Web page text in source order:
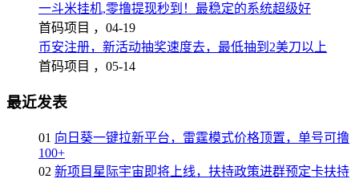
一斗米挂机,零撸提现秒到！最稳定的系统超级好
首码项目 ， 04-19
币安注册，新活动抽奖速度去，最低抽到2美刀以上
首码项目 ， 05-14
最近发表
01 向日葵一键拉新平台，雷霆模式价格顶置，单号可撸
100+
02 新项目星际宇宙即将上线，扶持政策进群预定卡扶持